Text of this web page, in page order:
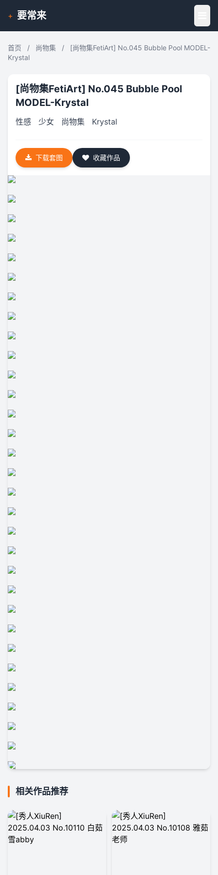
+ 要常来
首页 / 尚物集 /
[尚物集FetiArt] No.045 Bubble Pool MODEL-
Krystal
[尚物集FetiArt] No.045 Bubble Pool
MODEL-Krystal
性感 少女 尚物集 Krystal
下载套图 收藏作品
相关作品推荐